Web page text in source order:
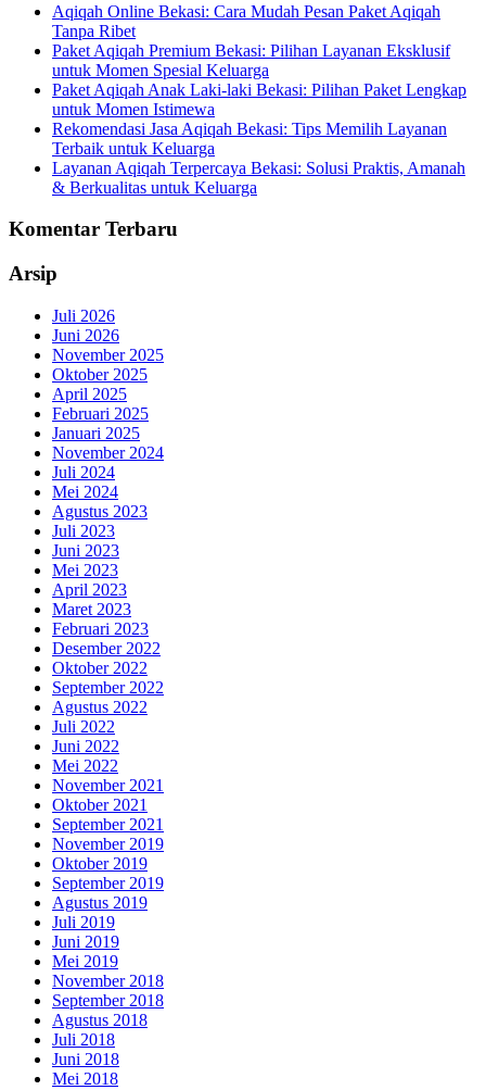
Aqiqah Online Bekasi: Cara Mudah Pesan Paket Aqiqah
Tanpa Ribet
Paket Aqiqah Premium Bekasi: Pilihan Layanan Eksklusif
untuk Momen Spesial Keluarga
Paket Aqiqah Anak Laki-laki Bekasi: Pilihan Paket Lengkap
untuk Momen Istimewa
Rekomendasi Jasa Aqiqah Bekasi: Tips Memilih Layanan
Terbaik untuk Keluarga
Layanan Aqiqah Terpercaya Bekasi: Solusi Praktis, Amanah
& Berkualitas untuk Keluarga
Komentar Terbaru
Arsip
Juli 2026
Juni 2026
November 2025
Oktober 2025
April 2025
Februari 2025
Januari 2025
November 2024
Juli 2024
Mei 2024
Agustus 2023
Juli 2023
Juni 2023
Mei 2023
April 2023
Maret 2023
Februari 2023
Desember 2022
Oktober 2022
September 2022
Agustus 2022
Juli 2022
Juni 2022
Mei 2022
November 2021
Oktober 2021
September 2021
November 2019
Oktober 2019
September 2019
Agustus 2019
Juli 2019
Juni 2019
Mei 2019
November 2018
September 2018
Agustus 2018
Juli 2018
Juni 2018
Mei 2018